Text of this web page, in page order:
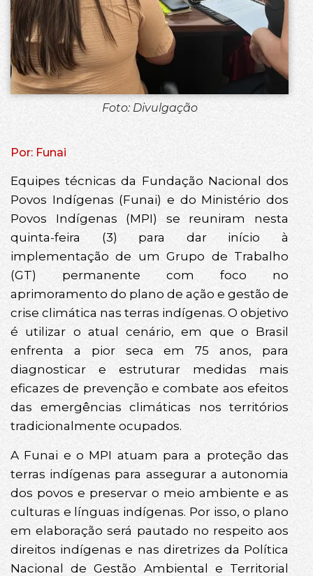
Foto: Divulgação
Por: Funai
Equipes técnicas da Fundação Nacional dos
Povos Indígenas (Funai) e do Ministério dos
Povos Indígenas (MPI) se reuniram nesta
quinta-feira (3) para dar início à
implementação de um Grupo de Trabalho
(GT) permanente com foco no
aprimoramento do plano de ação e gestão de
crise climática nas terras indígenas. O objetivo
é utilizar o atual cenário, em que o Brasil
enfrenta a pior seca em 75 anos, para
diagnosticar e estruturar medidas mais
eficazes de prevenção e combate aos efeitos
das emergências climáticas nos territórios
tradicionalmente ocupados.
A Funai e o MPI atuam para a proteção das
terras indígenas para assegurar a autonomia
dos povos e preservar o meio ambiente e as
culturas e línguas indígenas. Por isso, o plano
em elaboração será pautado no respeito aos
direitos indígenas e nas diretrizes da Política
Nacional de Gestão Ambiental e Territorial